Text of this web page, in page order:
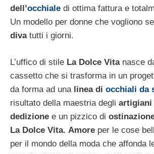
dell’occhiale di ottima fattura e
Un modello per donne che vogliono
diva tutti i giorni.
L’uffico di stile La Dolce Vitanasce
cassetto che si trasforma in un
da forma ad una linea di occhiali da
risultato della maestria degli artigiani
dedizione e un pizzico di
La Dolce Vita. Amore per le cose
per il mondo della moda che affonda